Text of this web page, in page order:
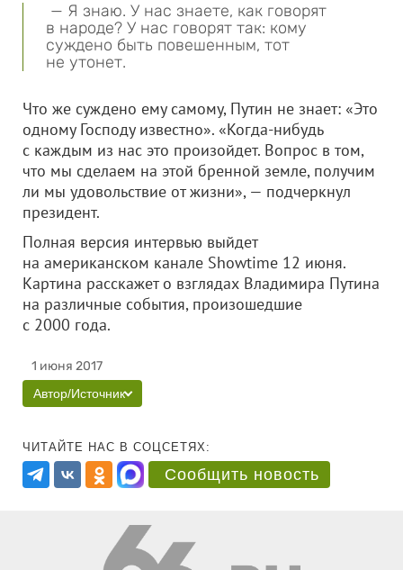
— Я знаю. У нас знаете, как говорят
в народе? У нас говорят так: кому
суждено быть повешенным, тот
не утонет.
Что же суждено ему самому, Путин не знает: «Это
одному Господу известно». «Когда-нибудь
с каждым из нас это произойдет. Вопрос в том,
что мы сделаем на этой бренной земле, получим
ли мы удовольствие от жизни», — подчеркнул
президент.
Полная версия интервью выйдет
на американском канале Showtime 12 июня.
Картина расскажет о взглядах Владимира Путина
на различные события, произошедшие
с 2000 года.
1 июня 2017
Автор/Источник
ЧИТАЙТЕ НАС В СОЦСЕТЯХ:
Сообщить новость